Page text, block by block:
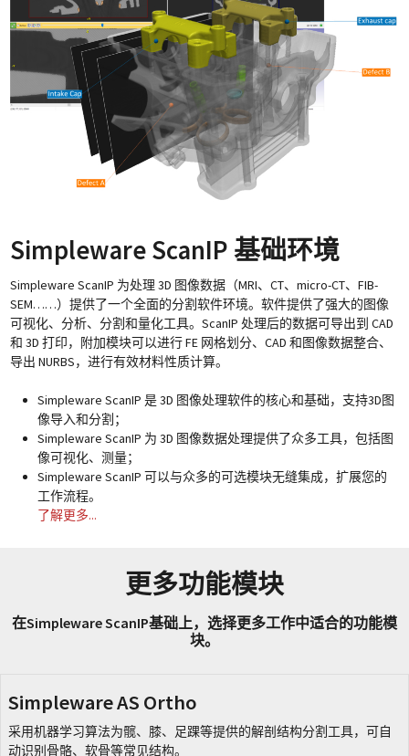
Simpleware ScanIP 基础环境
Simpleware ScanIP 为处理 3D 图像数据（MRI、CT、micro-CT、FIB-
SEM……）提供了一个全面的分割软件环境。软件提供了强大的图像
可视化、分析、分割和量化工具。ScanIP 处理后的数据可导出到 CAD
和 3D 打印，附加模块可以进行 FE 网格划分、CAD 和图像数据整合、
导出 NURBS，进行有效材料性质计算。
Simpleware ScanIP 是 3D 图像处理软件的核心和基础，支持3D图
像导入和分割；
Simpleware ScanIP 为 3D 图像数据处理提供了众多工具，包括图
像可视化、测量；
Simpleware ScanIP 可以与众多的可选模块无缝集成，扩展您的
工作流程。
了解更多...
更多功能模块
在Simpleware ScanIP基础上，选择更多工作中适合的功能模
块。
Simpleware AS Ortho
采用机器学习算法为髋、膝、足踝等提供的解剖结构分割工具，可自
动识别骨骼、软骨等常见结构。